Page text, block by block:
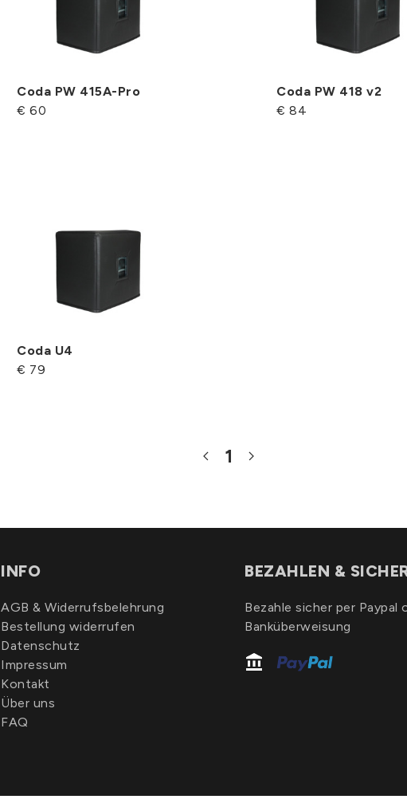
Coda PW 415A-Pro
€ 60
Coda PW 418 v2
€ 84
Coda U4
€ 79
1
INFO
AGB & Widerrufsbelehrung
Bestellung widerrufen
Datenschutz
Impressum
Kontakt
Über uns
FAQ
BEZAHLEN &
Bezahle sicher per Paypal
Banküberweisung